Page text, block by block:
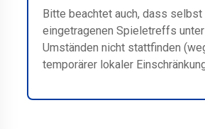
Bitte beachtet auch, dass selbst
eingetragenen Spieletreffs unter
Umständen nicht stattfinden
temporärer lokaler